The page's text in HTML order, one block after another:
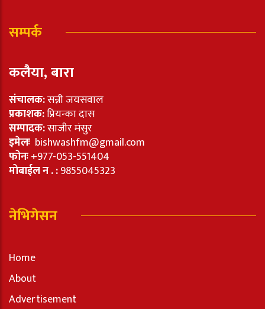
सम्पर्क
कलैया, बारा
संचालक:सन्नी जयसवाल
प्रकाशक:प्रियन्का दास
सम्पादक:साजीर मंसुर
इमेलः bishwashfm@gmail.com
फोनः+977-053-551404
मोबाईल न . :9855045323
नेभिगेसन
Home
About
Advertisement